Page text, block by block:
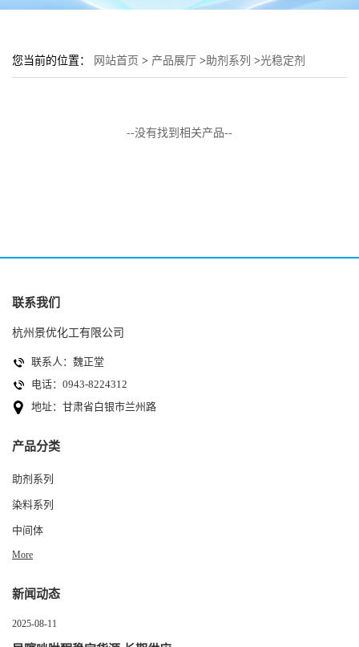
您当前的位置： 网站首页 > 产品展厅 >助剂系列 >光稳定剂
--没有找到相关产品--
联系我们
杭州景优化工有限公司
联系人：魏正堂
电话：0943-8224312
地址：甘肃省白银市兰州路
产品分类
助剂系列
染料系列
中间体
More
新闻动态
2025-08-11